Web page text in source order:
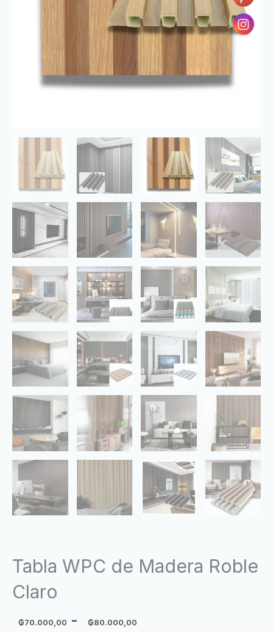
Tabla WPC de Madera Roble
Claro
₲70.000,00 - ₲80.000,00